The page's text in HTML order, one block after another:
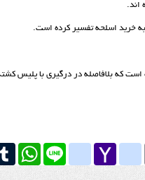
اند.
خرید اسلحه تفسیر کرده است.
است که بلافاصله در درگیری با پلیس
WhatsApp Line
google_bookmarks
Yahoo
yahoo_messenger